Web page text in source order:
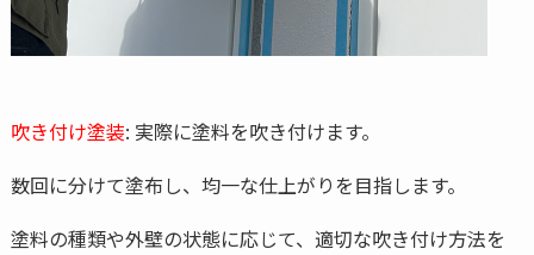
吹き付け塗装: 実際に塗料を吹き付けます。
数回に分けて塗布し、均一な仕上がりを目指します。
塗料の種類や外壁の状態に応じて、適切な吹き付け方法を